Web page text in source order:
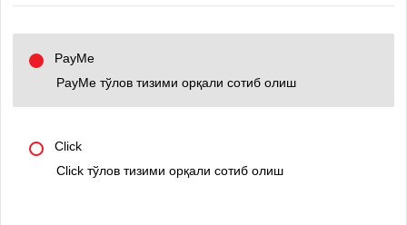
PayMe
PayMe тўлов тизими орқали сотиб олиш
Click
Click тўлов тизими орқали сотиб олиш